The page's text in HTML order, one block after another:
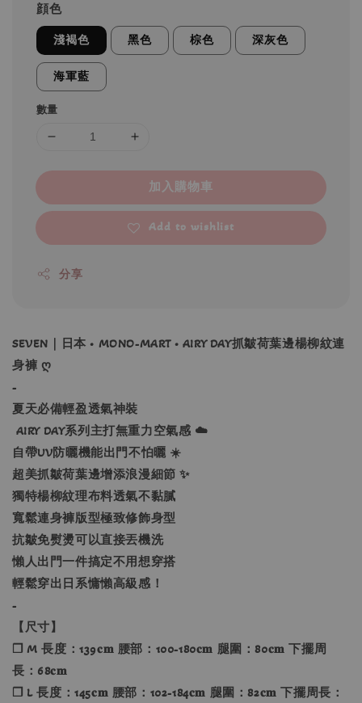
顔色
淺褐色 黑色 棕色 深灰色
海軍藍
數量
加入購物車
Add to wishlist
分享
SEVEN｜日本 • MONO-MART • AIRY DAY抓皺荷葉邊楊柳紋連
身褲 ღ
-
夏天必備輕盈透氣神裝
AIRY DAY系列主打無重力空氣感 ☁️
自帶UV防曬機能出門不怕曬 ☀️
超美抓皺荷葉邊增添浪漫細節 ✨
獨特楊柳紋理布料透氣不黏膩
寬鬆連身褲版型極致修飾身型
抗皺免熨燙可以直接丟機洗
懶人出門一件搞定不用想穿搭
輕鬆穿出日系慵懶高級感！
-
【尺寸】
❐ M 長度：139𝐜𝐦 腰部：100-180𝐜𝐦 腿圍：80𝐜𝐦 下擺周
長：68𝐜𝐦
❐ L 長度：145𝐜𝐦 腰部：102-184𝐜𝐦 腿圍：82𝐜𝐦 下擺周長：